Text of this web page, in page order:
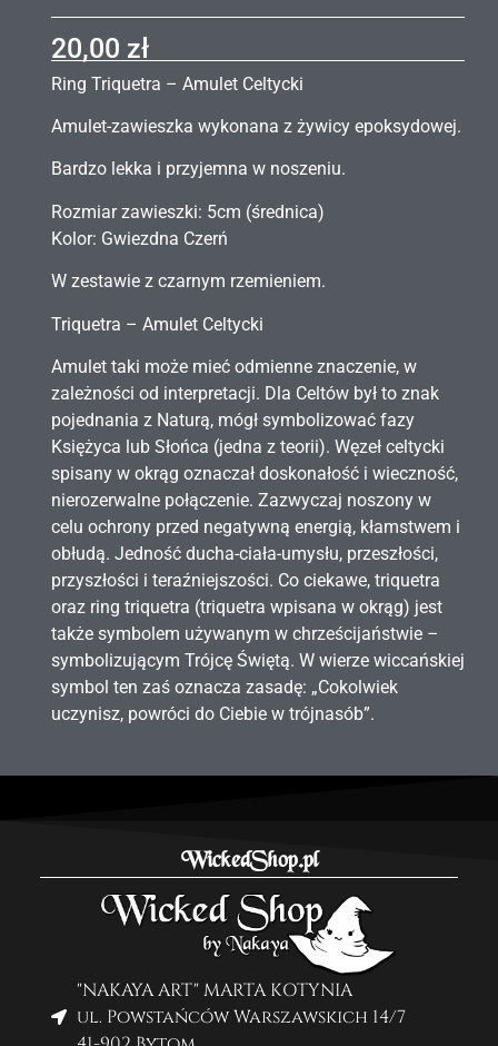
20,00 zł
Ring Triquetra – Amulet Celtycki
Amulet-zawieszka wykonana z żywicy epoksydowej.
Bardzo lekka i przyjemna w noszeniu.
Rozmiar zawieszki: 5cm (średnica)
Kolor: Gwiezdna Czerń
W zestawie z czarnym rzemieniem.
Triquetra – Amulet Celtycki
Amulet taki może mieć odmienne znaczenie, w
zależności od interpretacji. Dla Celtów był to znak
pojednania z Naturą, mógł symbolizować fazy
Księżyca lub Słońca (jedna z teorii). Węzeł celtycki
spisany w okrąg oznaczał doskonałość i wieczność,
nierozerwalne połączenie. Zazwyczaj noszony w
celu ochrony przed negatywną energią, kłamstwem i
obłudą. Jedność ducha-ciała-umysłu, przeszłości,
przyszłości i teraźniejszości. Co ciekawe, triquetra
oraz ring triquetra (triquetra wpisana w okrąg) jest
także symbolem używanym w chrześcijaństwie –
symbolizującym Trójcę Świętą. W wierze wiccańskiej
symbol ten zaś oznacza zasadę: „Cokolwiek
uczynisz, powróci do Ciebie w trójnasób”.
WickedShop.pl
"NAKAYA ART" MARTA KOTYNIA
ul. Powstańców Warszawskich 14/7